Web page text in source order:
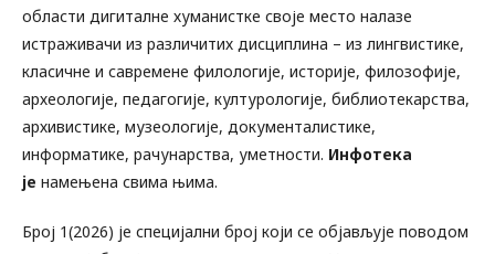
области дигиталне хуманистке своје место налазе
истраживачи из различитих дисциплина – из лингвистике,
класичне и савремене филологије, историје, филозофије,
археологије, педагогије, културологије, библиотекарства,
архивистике, музеологије, документалистике,
информатике, рачунарства, уметности. Инфотека
је намењена свима њимa.
Број 1(2026) је специјални број који се објављује поводом